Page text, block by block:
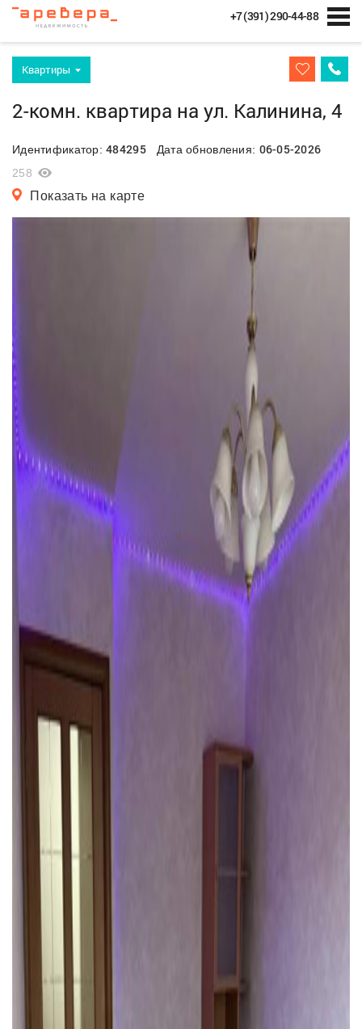
+7 (391) 290-44-88
Квартиры
2-комн. квартира на ул. Калинина, 4
Идентификатор:484295Дата обновления: 06-05-2026
258
Показать на карте